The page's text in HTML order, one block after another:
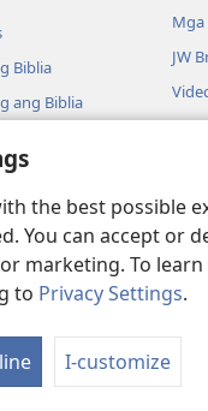
the best possible
You can accept or
marketing. To
to Privacy Settings.
I-customize
Biblia
ang Biblia
Mga
JW
Copyright© 2026 Watch